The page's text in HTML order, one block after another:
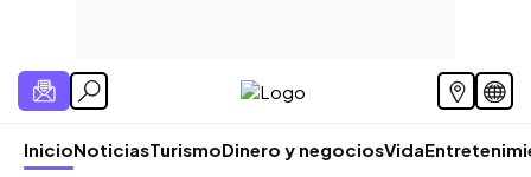
InicioNoticiasTurismoDinero y negociosVida